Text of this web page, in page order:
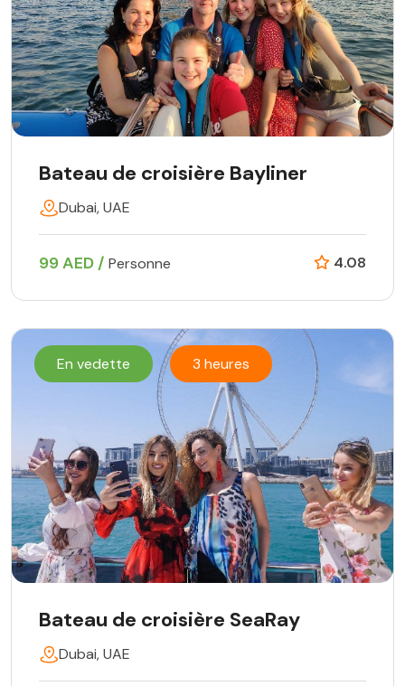
Bateau de croisière Bayliner
Dubai, UAE
99 AED / Personne 4.08
En vedette 3 heures
Bateau de croisière SeaRay
Dubai, UAE